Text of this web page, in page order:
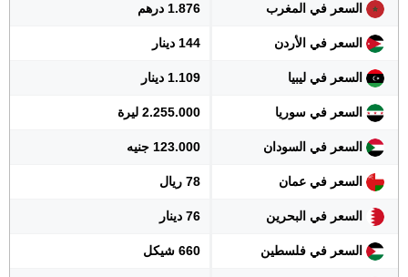
السعر في المغرب 1.876 درهم
السعر في الأردن 144 دينار
السعر في ليبيا 1.109 دينار
السعر في سوريا 2.255.000 ليرة
السعر في السودان 123.000 جنيه
السعر في عمان 78 ريال
السعر في البحرين 76 دينار
السعر في فلسطين 660 شيكل